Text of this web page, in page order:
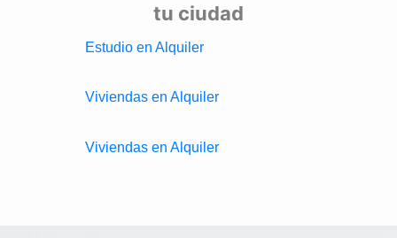
tu ciudad
Estudio en Alquiler
Viviendas en Alquiler
Viviendas en Alquiler